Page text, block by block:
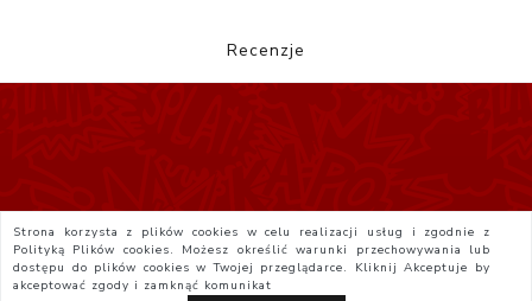
Recenzje
Strona korzysta z plików cookies w celu realizacji usług i zgodnie z
Polityką Plików cookies. Możesz określić warunki przechowywania lub
dostępu do plików cookies w Twojej przeglądarce. KliknijAkceptuje by
akceptować zgody i zamknąć komunikat